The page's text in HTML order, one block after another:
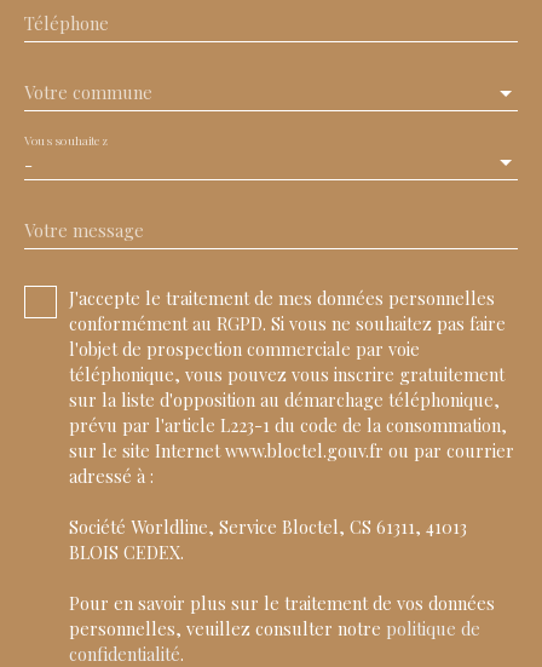
Téléphone
Votre commune
-
Vous souhaitez
Votre message
J'accepte le traitement de mes données personnelles
conformément au RGPD. Si vous ne souhaitez pas faire
l'objet de prospection commerciale par voie
téléphonique, vous pouvez vous inscrire gratuitement
sur la liste d'opposition au démarchage téléphonique,
prévu par l'article L223-1 du code de la consommation,
sur le site Internet www.bloctel.gouv.fr ou par courrier
adressé à :
Société Worldline, Service Bloctel, CS 61311, 41013
BLOIS CEDEX.
Pour en savoir plus sur le traitement de vos données
personnelles, veuillez consulter notre politique de
confidentialité.